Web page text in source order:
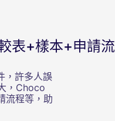
表+樣本+申請流
，許多人誤
，Choco
流程等，助